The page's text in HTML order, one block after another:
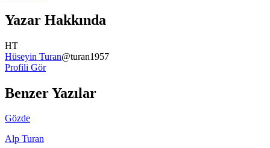
Yazar Hakkında
HT
Hüseyin Turan@turan1957
Profili Gör
Benzer Yazılar
Gözde
Alp Turan